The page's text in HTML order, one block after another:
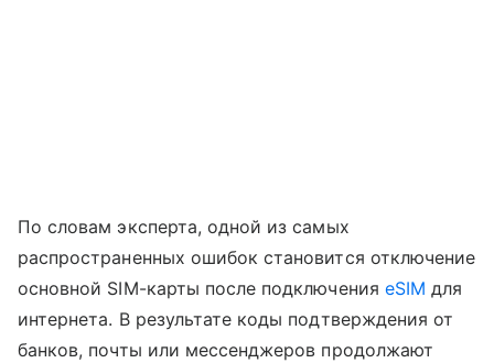
По словам эксперта, одной из самых
распространенных ошибок становится отключение
основной SIM-карты после подключения eSIM для
интернета. В результате коды подтверждения от
банков, почты или мессенджеров продолжают